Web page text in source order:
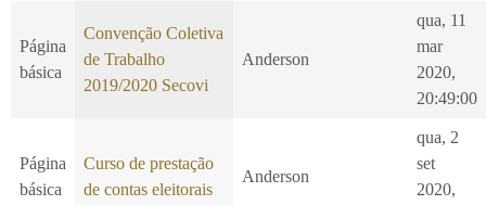
Página
básica
Convenção Coletiva
de Trabalho
2019/2020 Secovi
Anderson
qua, 11
mar
2020,
20:49:00
Página
básica
Curso de prestação
de contas eleitorais
Anderson
qua, 2
set
2020,